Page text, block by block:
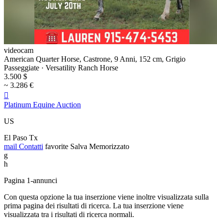
videocam
American Quarter Horse, Castrone, 9 Anni, 152 cm, Grigio
Passeggiate · Versatility Ranch Horse
3.500 $
~ 3.286 €

Platinum Equine Auction
US
El Paso Tx
mail Contatti favorite Salva Memorizzato
g
h
Pagina 1-annunci
Con questa opzione la tua inserzione viene inoltre visualizzata sulla
prima pagina dei risultati di ricerca. La tua inserzione viene
visualizzata tra i risultati di ricerca normali.